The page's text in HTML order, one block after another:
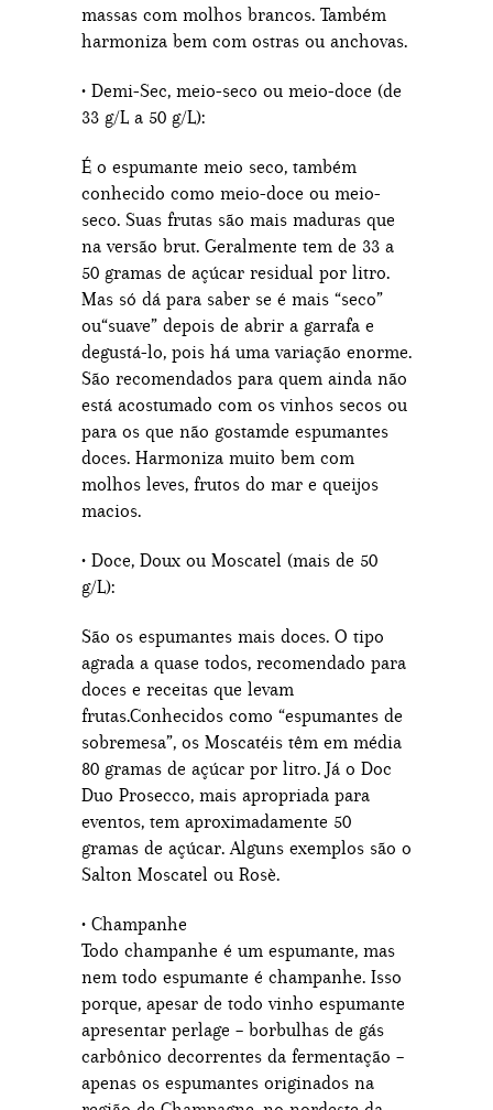
massas com molhos brancos. Também
harmoniza bem com ostras ou anchovas.
• Demi-Sec, meio-seco ou meio-doce (de
33 g/L a 50 g/L):
É o espumante meio seco, também
conhecido como meio-doce ou meio-
seco. Suas frutas são mais maduras que
na versão brut. Geralmente tem de 33 a
50 gramas de açúcar residual por litro.
Mas só dá para saber se é mais “seco”
ou“suave” depois de abrir a garrafa e
degustá-lo, pois há uma variação enorme.
São recomendados para quem ainda não
está acostumado com os vinhos secos ou
para os que não gostamde espumantes
doces. Harmoniza muito bem com
molhos leves, frutos do mar e queijos
macios.
• Doce, Doux ou Moscatel (mais de 50
g/L):
São os espumantes mais doces. O tipo
agrada a quase todos, recomendado para
doces e receitas que levam
frutas.Conhecidos como “espumantes de
sobremesa”, os Moscatéis têm em média
80 gramas de açúcar por litro. Já o Doc
Duo Prosecco, mais apropriada para
eventos, tem aproximadamente 50
gramas de açúcar. Alguns exemplos são o
Salton Moscatel ou Rosè.
• Champanhe
Todo champanhe é um espumante, mas
nem todo espumante é champanhe. Isso
porque, apesar de todo vinho espumante
apresentar perlage – borbulhas de gás
carbônico decorrentes da fermentação –
apenas os espumantes originados na